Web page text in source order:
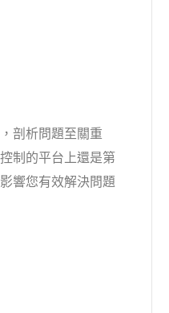
剖析問題至關重
制的平台上還是第
響您有效解決問題